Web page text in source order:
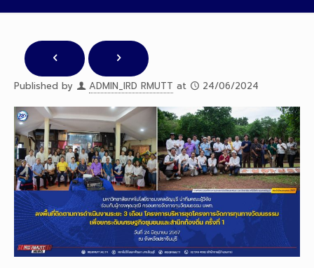
Published by ADMIN_IRD RMUTT at 24/06/2024